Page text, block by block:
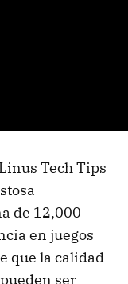
Tech Tips
de 12,000
en juegos
que la calidad
ser